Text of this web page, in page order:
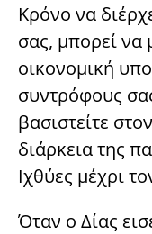
Κρόνο να
σας, μπορεί να
οικονομική
συντρόφους
βασιστείτε
διάρκεια της
Ιχθύες μέχρι
Όταν ο Δίας